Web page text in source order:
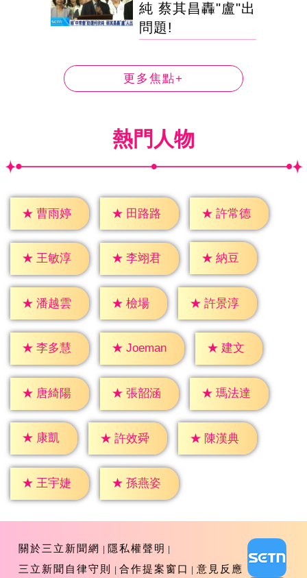
純 蔡其昌轟"盧"出
問題!
更多焦點+
熱門人物
★ 曹雨婷 ★ 田路路 ★ 許常德
★ 王敏淳 ★ 李翊君 ★ 納豆
★ 潘越雲 ★ 檢場 ★ 許景淳
★ 李多慧 ★ Joeman ★ 建文
★ 唐綺陽 ★ 張韶涵 ★ 瑪法達
★ 康凱 ★ 許效舜 ★ 陳漢典
★ 王宇婕 ★ 孫燕姿
關於三立新聞網
隱私權聲明
三立新聞自律守則
合作提案窗口 意見反應